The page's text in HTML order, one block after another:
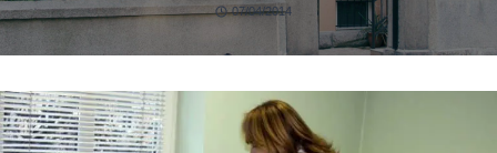
07/04/2014